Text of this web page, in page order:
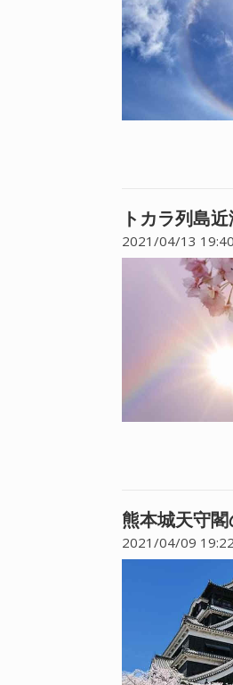
トカラ列島
2021/04/13 19:40
熊本城天守
2021/04/09 19:22